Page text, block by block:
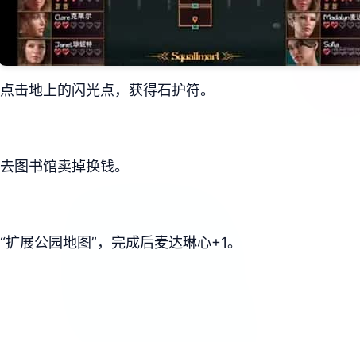
击地上的闪光点，获得石护符。
图书馆卖掉换钱。
展公园地图”，完成后麦达琳心+1。